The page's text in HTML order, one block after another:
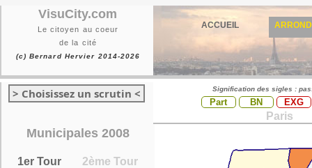
VisuCity.com
Le citoyen au coeur
de la cité
(c) Bernard Hervier 2014-2026
ACCUEIL
> Choisissez un scrutin <
Municipales 2008
1er Tour 2ème Tour
Signification des sigles :
Part BN EXG
Paris